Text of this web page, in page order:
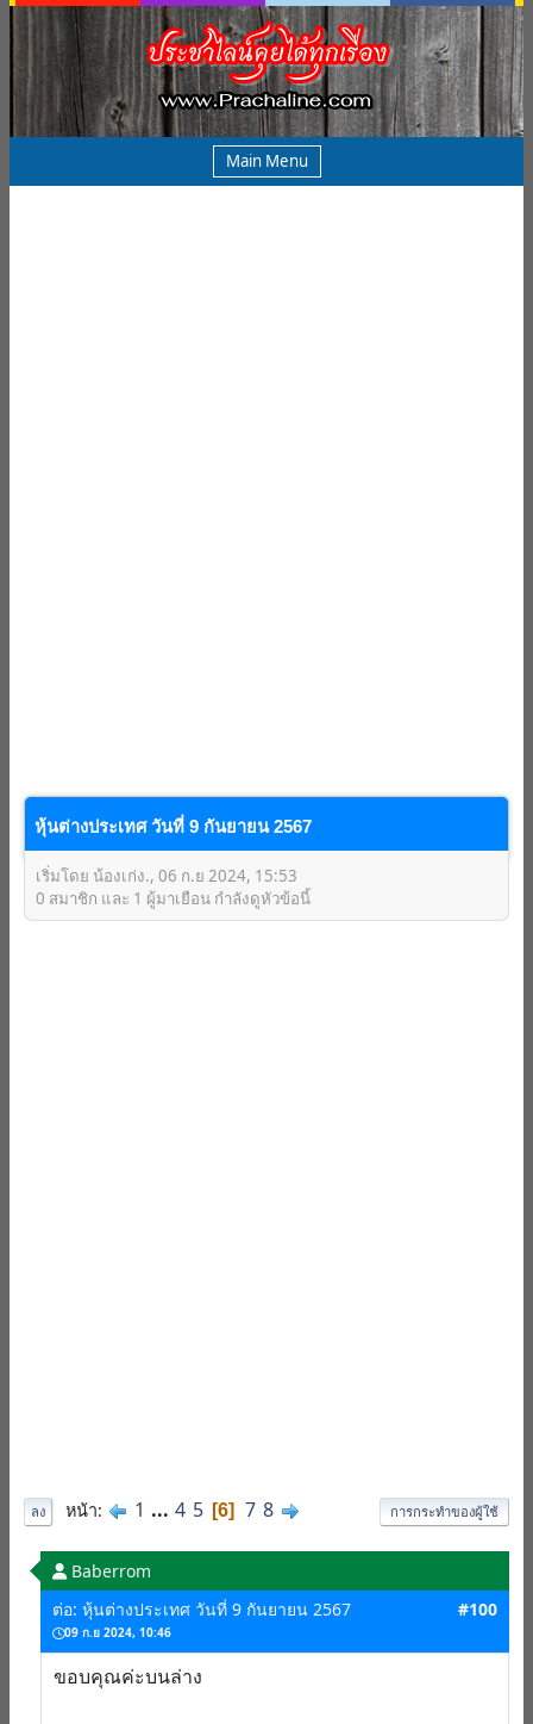
Main Menu
หุ้นต่างประเทศ วันที่ 9 กันยายน 2567
เริ่มโดย น้องเก่ง., 06 ก.ย 2024, 15:53
0 สมาชิก และ 1 ผู้มาเยือน กำลังดูหัวข้อนี้
ลง หน้า 1 ... 4 5 6 7 8 การกระทำของผู้ใช้
Baberrom
ต่อ: หุ้นต่างประเทศ วันที่ 9 กันยายน 2567
09 ก.ย 2024, 10:46
#100
ขอบคุณค่ะบนล่าง